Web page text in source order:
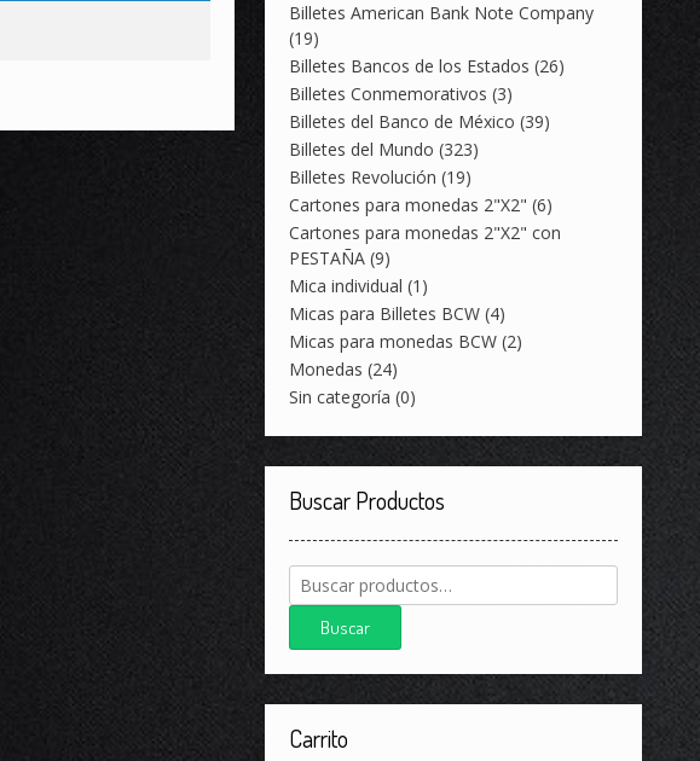
Billetes American Bank Note Company
(19)
Billetes Bancos de los Estados (26)
Billetes Conmemorativos (3)
Billetes del Banco de México (39)
Billetes del Mundo (323)
Billetes Revolución (19)
Cartones para monedas 2"X2" (6)
Cartones para monedas 2"X2" con
PESTAÑA (9)
Mica individual (1)
Micas para Billetes BCW (4)
Micas para monedas BCW (2)
Monedas (24)
Sin categoría (0)
Buscar Productos
Buscar
por:
Buscar
Carrito